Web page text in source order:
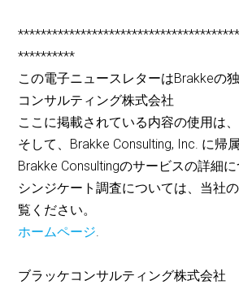
**********
この電子ニュースレターはBrakkeの
コンサルティング株式会社
ここに掲載されている内容の使用は、
そして、Brakke Consulting, Inc. に帰
Brakke Consultingのサービスの詳細
シンジケート調査については、当社
覧ください。
ホームページ.
ブラッケコンサルティング株式会社